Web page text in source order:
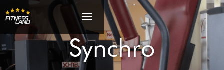
Synchro